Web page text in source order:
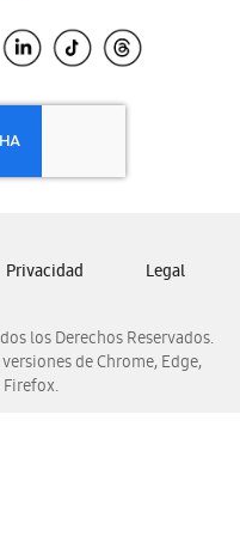
los Derechos Reservados.
de Chrome, Edge,
Privacidad Legal